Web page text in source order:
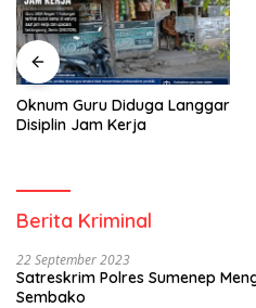
Oknum Guru Diduga Langgar
Disiplin Jam Kerja
Berita Kriminal
22 September 2023
Satreskrim Polres Sumenep
Sembako